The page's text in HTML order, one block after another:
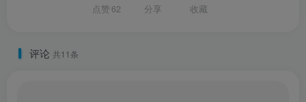
点赞 62 分享 收藏
评论 共11条